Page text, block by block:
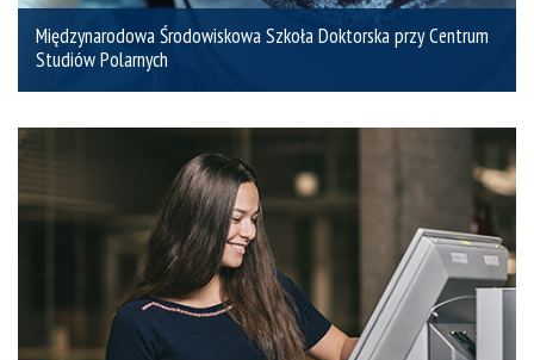
Międzynarodowa Środowiskowa Szkoła Doktorska przy Centrum
Studiów Polarnych